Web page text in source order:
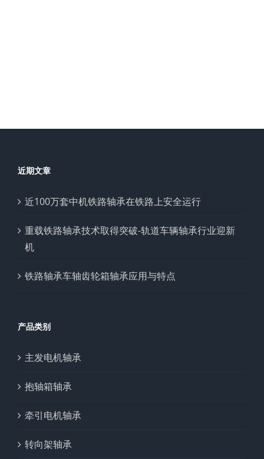
近期文章
近100万套中机铁路轴承在铁路上安全运行
重载铁路轴承技术取得突破-轨道车辆轴承行业迎新
机
铁路轴承车轴齿轮箱轴承应用与特点
产品类别
主发电机轴承
抱轴箱轴承
牵引电机轴承
转向架轴承